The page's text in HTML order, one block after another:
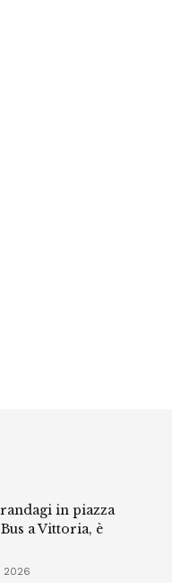
in piazza
a Vittoria, è
2026